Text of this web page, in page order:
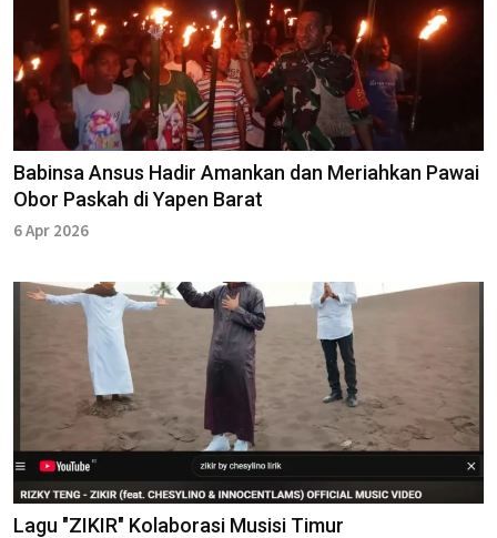
Babinsa Ansus Hadir Amankan dan Meriahkan Pawai
Obor Paskah di Yapen Barat
6 Apr 2026
Lagu "ZIKIR" Kolaborasi Musisi Timur